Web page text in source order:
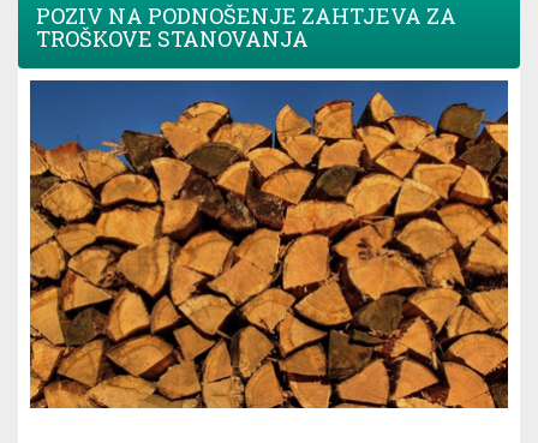
POZIV NA PODNOŠENJE ZAHTJEVA ZA
TROŠKOVE STANOVANJA